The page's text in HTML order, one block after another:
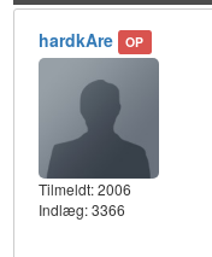
hardkAre OP
Tilmeldt:2006
Indlæg: 3366